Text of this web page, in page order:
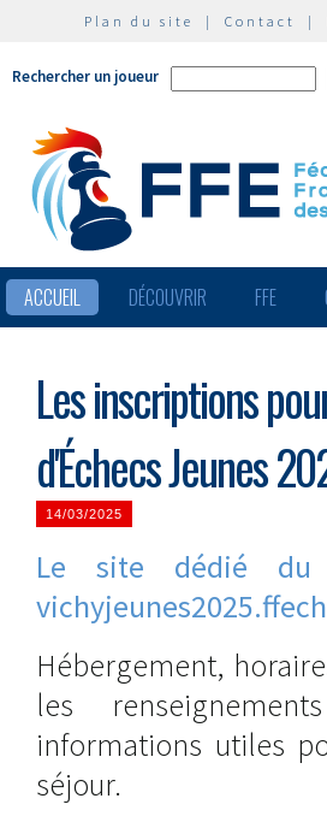
Plan du site | Contact |
Rechercher un joueur
ACCUEIL DÉCOUVRIR FFE
Les inscriptions
d'Échecs Jeunes
14/03/2025
Le site dédié du
Hébergement,
les
informations utiles
séjour.